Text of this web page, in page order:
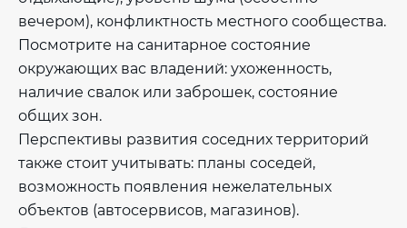
вечером), конфликтность местного сообщества.
Посмотрите на санитарное состояние
окружающих вас владений: ухоженность,
наличие свалок или заброшек, состояние
общих зон.
Перспективы развития соседних территорий
также стоит учитывать: планы соседей,
возможность появления нежелательных
объектов (автосервисов, магазинов).